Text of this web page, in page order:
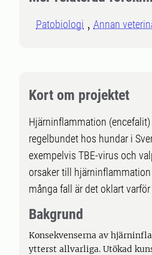
Patobiologi Annan
Kort om projektet
Hjärninflammation
regelbundet hos hundar i
exempelvis TBE-virus och
orsaker till
många fall är det oklart
Bakgrund
Konsekvenserna av
ytterst allvarliga. Utökad